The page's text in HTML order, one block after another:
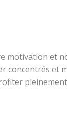
motivation et
concentrés et